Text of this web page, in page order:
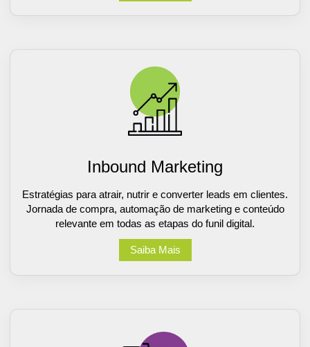
Inbound Marketing
Estratégias para atrair, nutrir e converter leads em clientes.
Jornada de compra, automação de marketing e conteúdo
relevante em todas as etapas do funil digital.
Saiba Mais